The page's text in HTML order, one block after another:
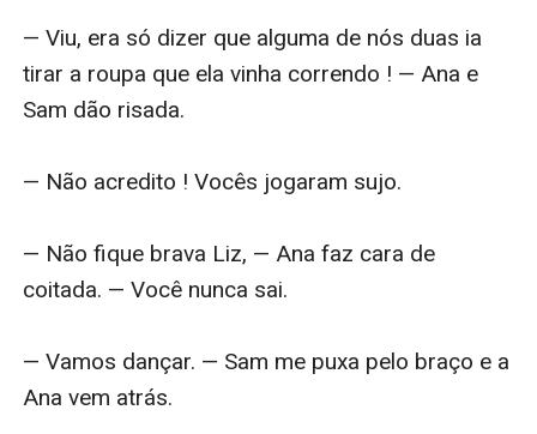
— Viu, era só dizer que alguma de nós duas ia
tirar a roupa que ela vinha correndo ! — Ana e
Sam dão risada.
— Não acredito ! Vocês jogaram sujo.
— Não fique brava Liz, — Ana faz cara de
coitada. — Você nunca sai.
— Vamos dançar. — Sam me puxa pelo braço e a
Ana vem atrás.